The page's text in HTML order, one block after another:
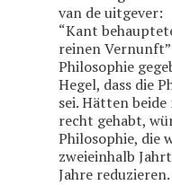
van de uitgever:
“Kant
reinen
Philosophie
Hegel, dass die
sei. Hätten
recht gehabt,
Philosophie, die
zweieinhalb
Jahre reduzieren.